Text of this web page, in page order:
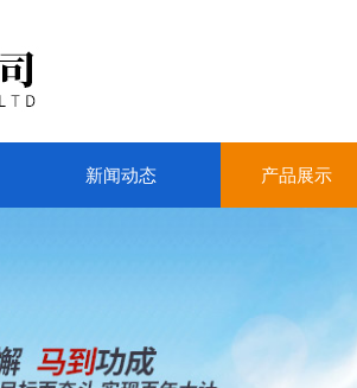
新闻动态 产品展示